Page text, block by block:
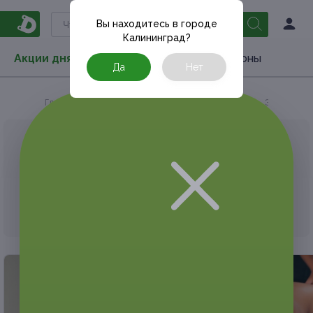
Акции дня Товары Туризм РестоКупоны
Вы находитесь в городе
Калининград?
Да Нет
Главная Эпиляция
К сожалению, выгодные акции быстро
Но у Frendi есть предложения, которые
могут вам понравиться!